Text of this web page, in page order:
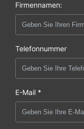
Firmennamen:
Telefonnummer
E-Mail *